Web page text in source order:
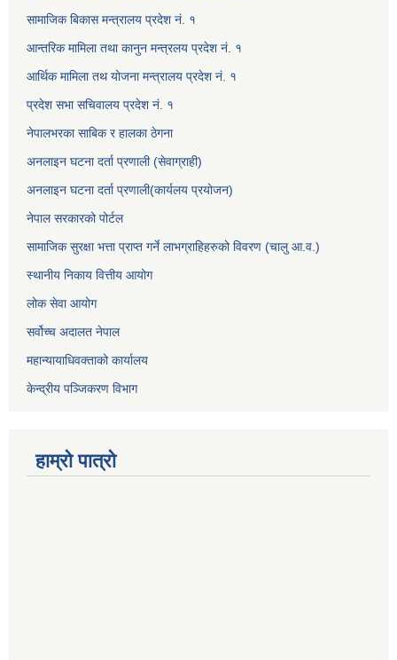
सामाजिक बिकास मन्त्रालय प्रदेश नं. १
आन्तरिक मामिला तथा कानुन मन्त्रलय प्रदेश नं. १
आर्थिक मामिला तथ योजना मन्त्रालय प्रदेश नं. १
प्रदेश सभा सचिवालय प्रदेश नं. १
नेपालभरका साबिक र हालका ठेगना
अनलाइन घटना दर्ता प्रणाली (सेवाग्राही)
अनलाइन घटना दर्ता प्रणाली(कार्यलय प्रयोजन)
नेपाल सरकारको पोर्टल
सामाजिक सुरक्षा भत्ता प्राप्त गर्ने लाभग्राहिहरुको विवरण (चालु आ.व.)
स्थानीय निकाय वित्तीय आयोग
लोक सेवा आयोग
सर्वोच्च अदालत नेपाल
महान्यायाधिवक्ताको कार्यालय
केन्द्रीय पञ्जिकरण विभाग
हाम्रो पात्रो